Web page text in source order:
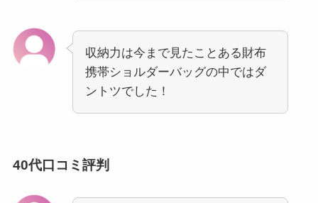
収納力は今まで見たことある財布
携帯ショルダーバッグの中ではダ
ントツでした！
40代口コミ評判